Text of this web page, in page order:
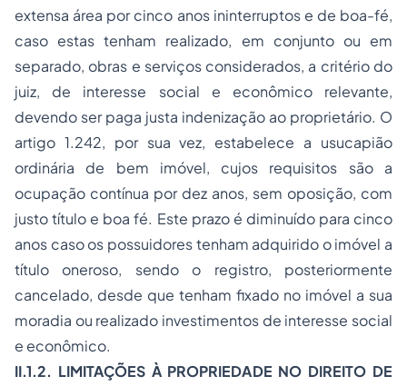
extensa área por cinco anos ininterruptos e de boa-fé,
caso estas tenham realizado, em conjunto ou em
separado, obras e serviços considerados, a critério do
juiz, de interesse social e econômico relevante,
devendo ser paga justa indenização ao proprietário. O
artigo 1.242, por sua vez, estabelece a usucapião
ordinária de bem imóvel, cujos requisitos são a
ocupação contínua por dez anos, sem oposição, com
justo título e boa fé. Este prazo é diminuído para cinco
anos caso os possuidores tenham adquirido o imóvel a
título oneroso, sendo o registro, posteriormente
cancelado, desde que tenham fixado no imóvel a sua
moradia ou realizado investimentos de interesse social
e econômico.
II.1.2. LIMITAÇÕES À PROPRIEDADE NO DIREITO DE